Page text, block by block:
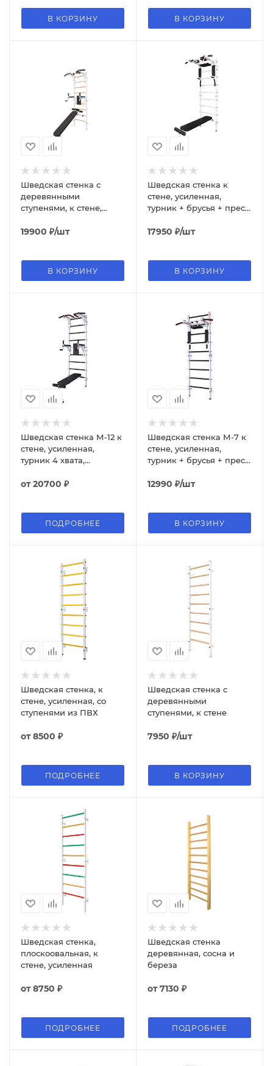
В КОРЗИНУ В КОРЗИНУ
Шведская стенка с
деревянными
ступенями, к стене,
скамья
19900 ₽/шт
В КОРЗИНУ
Шведская стенка к
стене, усиленная,
турник + брусья + пресс
17950 ₽/шт
В КОРЗИНУ
Шведская стенка М-12 к
стене, усиленная,
турник 4 хвата,
от20700 ₽
ПОДРОБНЕЕ
Шведская стенка М-7 к
стене, усиленная,
турник + брусья + пресс
12990 ₽/шт
В КОРЗИНУ
Шведская стенка, к
стене, усиленная, со
ступенями из ПВХ
от8500 ₽
ПОДРОБНЕЕ
Шведская стенка с
деревянными
ступенями, к стене
7950 ₽/шт
В КОРЗИНУ
Шведская стенка,
плоскоовальная, к
стене, усиленная
от8750 ₽
ПОДРОБНЕЕ
Шведская стенка
деревянная, сосна и
береза
от7130 ₽
ПОДРОБНЕЕ